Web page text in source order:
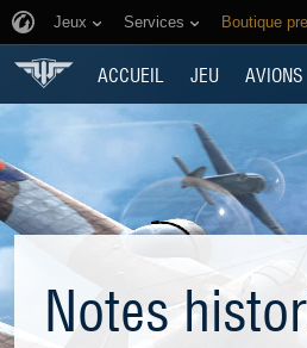
Jeux Services Boutique
ACCUEIL JEU AVIONS
Notes